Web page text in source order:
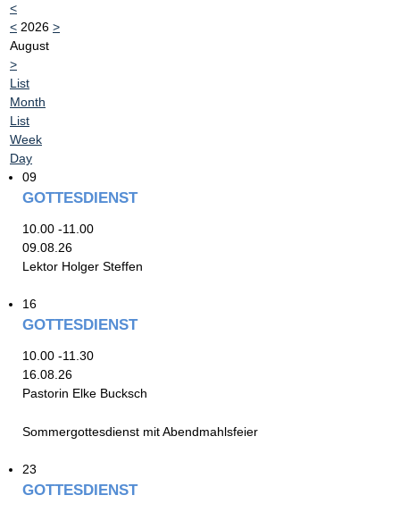
<
< 2026 >
August
>
List
Month
List
Week
Day
09
GOTTESDIENST
10.00 -11.00
09.08.26
Lektor Holger Steffen
16
GOTTESDIENST
10.00 -11.30
16.08.26
Pastorin Elke Bucksch
Sommergottesdienst mit Abendmahlsfeier
23
GOTTESDIENST